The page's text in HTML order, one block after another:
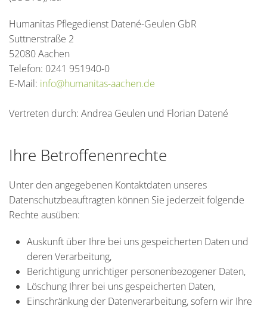
Humanitas Pflegedienst Datené-Geulen GbR
Suttnerstraße 2
52080 Aachen
Telefon: 0241 951940-0
E-Mail: info@humanitas-aachen.de
Vertreten durch: Andrea Geulen und Florian Datené
Ihre Betroffenenrechte
Unter den angegebenen Kontaktdaten unseres
Datenschutzbeauftragten können Sie jederzeit folgende
Rechte ausüben:
Auskunft über Ihre bei uns gespeicherten Daten und
deren Verarbeitung,
Berichtigung unrichtiger personenbezogener Daten,
Löschung Ihrer bei uns gespeicherten Daten,
Einschränkung der Datenverarbeitung, sofern wir Ihre